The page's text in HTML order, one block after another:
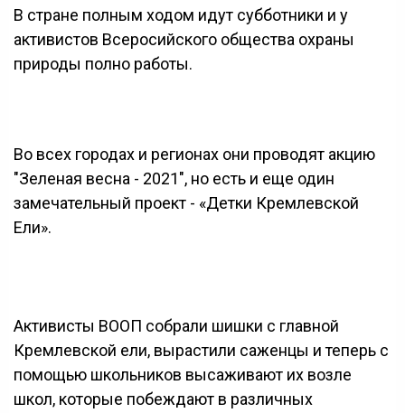
В стране полным ходом идут субботники и у
активистов Всеросийского общества охраны
природы полно работы.
Во всех городах и регионах они проводят акцию
"Зеленая весна - 2021", но есть и еще один
замечательный проект - «Детки Кремлевской
Ели».
Активисты ВООП собрали шишки с главной
Кремлевской ели, вырастили саженцы и теперь с
помощью школьников высаживают их возле
школ, которые побеждают в различных